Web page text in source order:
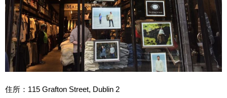
住所：115 Grafton Street, Dublin 2